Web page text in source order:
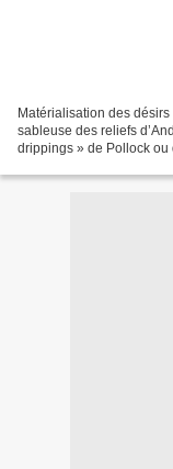
Matérialisation des
sableuse des reliefs
drippings » de Pollock ou